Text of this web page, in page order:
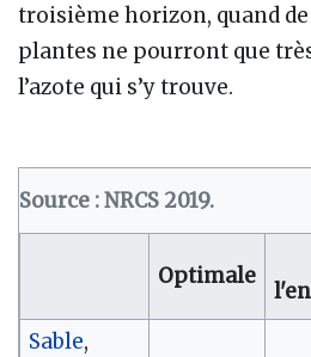
troisième horizon, quand
plantes ne pourront que
l’azote qui s’y trouve.
Source : NRCS 2019.
Optimale
Sable,